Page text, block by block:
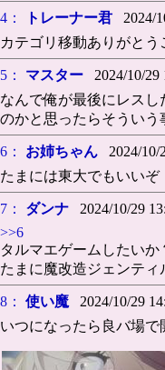
4： トレーナー君 2024/
カテゴリ移動ありがとう
5： マスター 2024/10/29
なんで俺が最後にレス
のかと思ったらそういう
6： お姉ちゃん 2024/10/
たまには東大でもいいぞ
7： ダンナ 2024/10/29
>>6
タルマエゲームしたいか
たまに魔改造ジェンテ
8： 使い魔 2024/10/29
いつになったら良バ場で